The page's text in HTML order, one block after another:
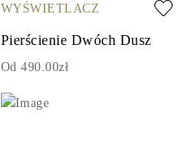
WYŚWIETLACZ
Pierścienie Dwóch Dusz
Od 490.00zł